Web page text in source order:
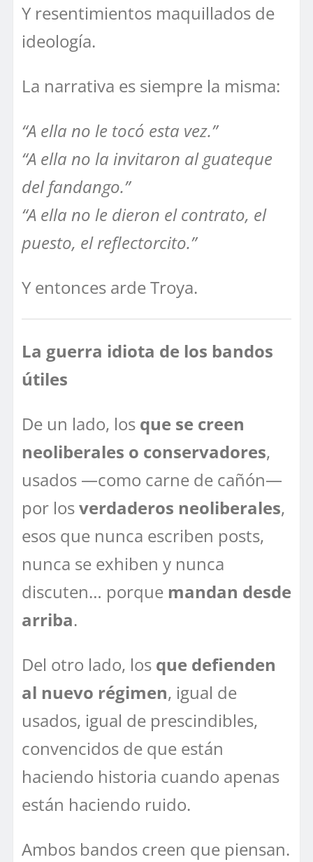
Y resentimientos maquillados de
ideología.
La narrativa es siempre la misma:
“A ella no le tocó esta vez.”
“A ella no la invitaron al guateque
del fandango.”
“A ella no le dieron el contrato, el
puesto, el reflectorcito.”
Y entonces arde Troya.
La guerra idiota de los bandos
útiles
De un lado, los que se creen
neoliberales o conservadores,
usados —como carne de cañón—
por losverdaderos neoliberales,
esos que nunca escriben posts,
nunca se exhiben y nunca
discuten… porque mandan desde
arriba.
Del otro lado, los que defienden
al nuevo régimen, igual de
usados, igual de prescindibles,
convencidos de que están
haciendo historia cuando apenas
están haciendo ruido.
Ambos bandos creen que piensan.